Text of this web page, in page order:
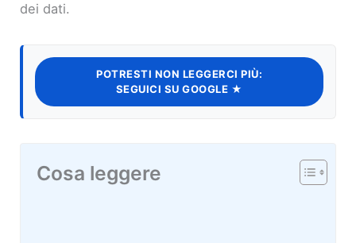
dei dati.
POTRESTI NON LEGGERCI PIÙ:
SEGUICI SU GOOGLE ★
Cosa leggere